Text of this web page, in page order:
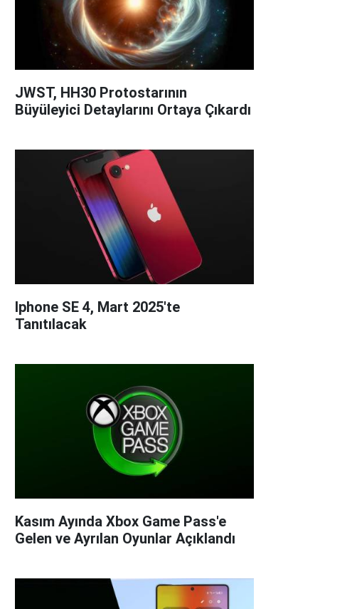
JWST, HH30 Protostarının
Büyüleyici Detaylarını Ortaya Çıkardı
Iphone SE 4, Mart 2025'te
Tanıtılacak
Kasım Ayında Xbox Game Pass'e
Gelen ve Ayrılan Oyunlar Açıklandı